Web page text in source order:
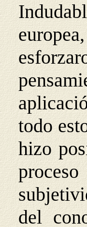
todo
hizo
del